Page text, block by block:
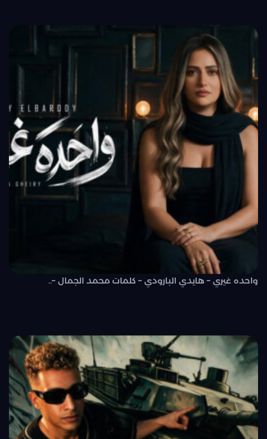
واحده غيري – هايدي البارودي – كلمات محمد الجمال –..